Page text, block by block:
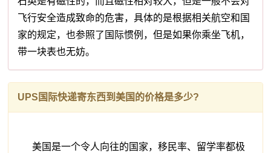
飞行安全造成致命的危害，具体的是根据相关航空和国
家的规定，也参照了国际惯例，但是如果你乘坐飞机，
带一块表也无妨。
UPS国际快递寄东西到美国的价格是多少?
美国是一个令人向往的国家，移民率、留学率都极